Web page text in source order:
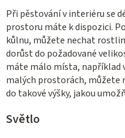
Při pěstování v interiéru se
prostoru máte k dispozici.
kůlnu, můžete nechat
dorůst do požadované
máte málo místa, například
malých prostorách, můžete
do takové výšky, jakou
Světlo